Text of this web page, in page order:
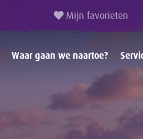
Mijn favorieten
Waar gaan we naartoe?